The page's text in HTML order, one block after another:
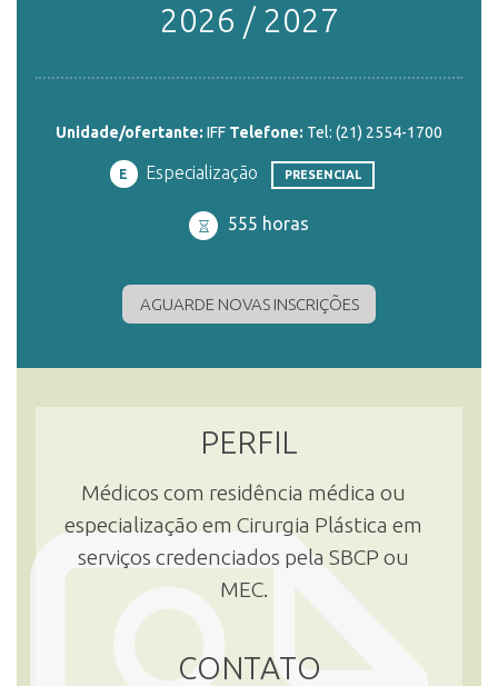
PLATAFORMAS
INSCRIÇÃO E SELEÇÃO
2026 / 2027
Unidade/ofertante: IFF Telefone: Tel: (21) 2554-1700
E Especialização PRESENCIAL
555 horas
AGUARDE NOVAS INSCRIÇÕES
PERFIL
Médicos com residência médica ou
especialização em Cirurgia Plástica em
serviços credenciados pela SBCP ou
MEC.
CONTATO